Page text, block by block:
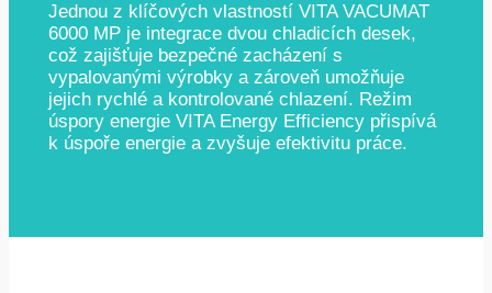
Jednou z klíčových vlastností VITA VACUMAT
6000 MP je integrace dvou chladicích desek,
což zajišťuje bezpečné zacházení s
vypalovanými výrobky a zároveň umožňuje
jejich rychlé a kontrolované chlazení. Režim
úspory energie VITA Energy Efficiency přispívá
k úspoře energie a zvyšuje efektivitu práce.